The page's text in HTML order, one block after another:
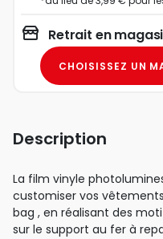
Retrait en
CHOISISSEZ UN
Description
La film vinyle
customiser vos
bag , en réalisant des
sur le support au fer à